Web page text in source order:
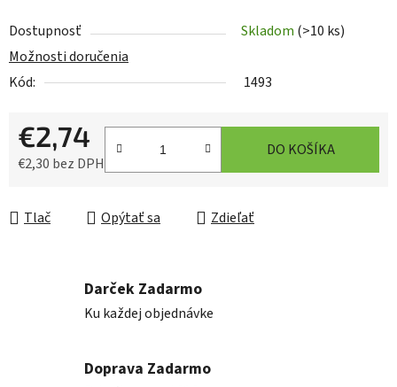
Dostupnosť Skladom (>10 ks)
Možnosti doručenia
Kód:
1493
€2,74
€2,30 bez DPH
DO KOŠÍKA
Tlač Opýtať sa Zdieľať
Darček Zadarmo
Ku každej objednávke
Doprava Zadarmo